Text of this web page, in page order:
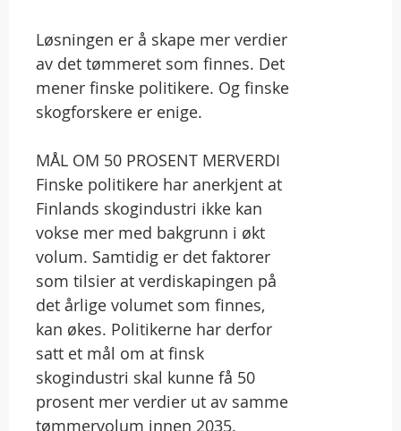
Løsningen er å skape mer verdier
av det tømmeret som finnes. Det
mener finske politikere. Og finske
skogforskere er enige.
MÅL OM 50 PROSENT MERVERDI
Finske politikere har anerkjent at
Finlands skogindustri ikke kan
vokse mer med bakgrunn i økt
volum. Samtidig er det faktorer
som tilsier at verdiskapingen på
det årlige volumet som finnes,
kan økes. Politikerne har derfor
satt et mål om at finsk
skogindustri skal kunne få 50
prosent mer verdier ut av samme
tømmervolum innen 2035.